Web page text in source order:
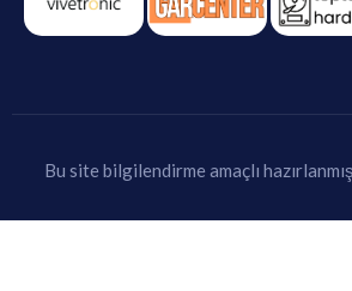
Bu site bilgilendirme amaçlı